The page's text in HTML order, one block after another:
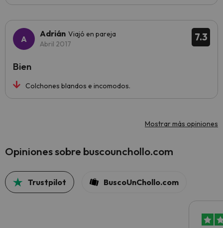
7.3
Adrián Viajó en pareja
Abril 2017
Colchones blandos e incomodos.
Bien
Mostrar más opiniones
Opiniones sobre buscounchollo.com
Trustpilot BuscoUnChollo.com